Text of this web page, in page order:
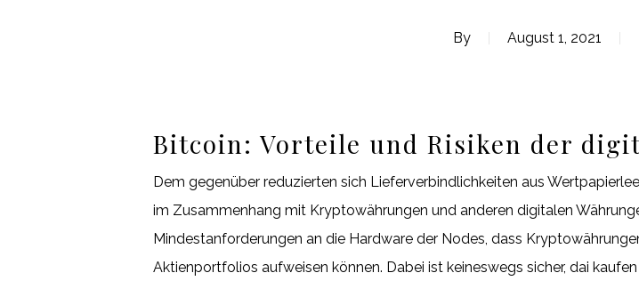
By August 1, 2021
Bitcoin: Vorteile und Risiken der
Dem gegenüber reduzierten sich Lieferverbindlichkeiten aus
im Zusammenhang mit Kryptowährungen und anderen digitalen
Mindestanforderungen an die Hardware der Nodes, dass
Aktienportfolios aufweisen können. Dabei ist keineswegs sicher, dai